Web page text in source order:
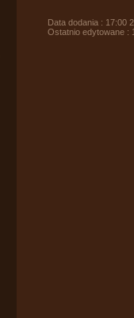
Data dodania : 17:00
Ostatnio edytowane :